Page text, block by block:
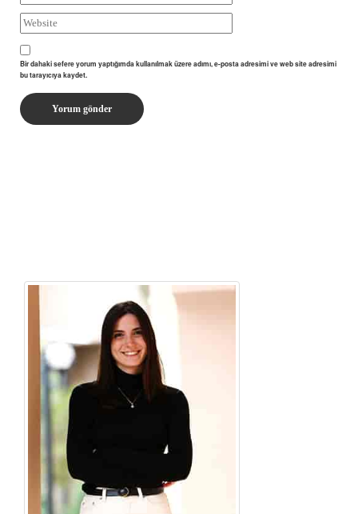
Bir dahaki sefere yorum yaptığımda kullanılmak üzere adımı, e-posta adresimi ve web site adresimi
bu tarayıcıya kaydet.